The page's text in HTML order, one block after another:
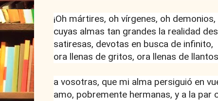
¡Oh mártires, oh vírgenes, oh
cuyas almas tan grandes la realidad
satiresas, devotas en busca de infinito,
ora llenas de gritos, ora llenas de
a vosotras, que mi alma persiguió en
amo, pobremente hermanas, y a la par